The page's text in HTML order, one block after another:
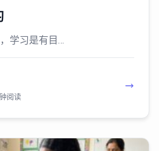
学习是有目…
阅读